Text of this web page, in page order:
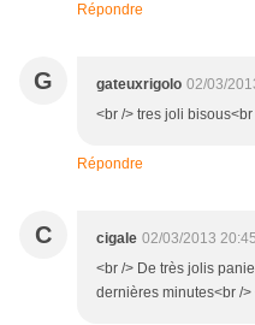
Répondre
G gateuxrigolo 02/03/
<br /> tres joli bisous<br
Répondre
C cigale 02/03/2013 20:45
<br /> De très jolis
dernières minutes<br /